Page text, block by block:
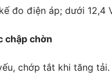
đo điện áp; dưới 12,4
chập chờn
chớp tắt khi tăng tải.